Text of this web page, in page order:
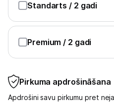
Pirkuma apdrošināšana
Apdrošini savu pirkumu pret
Standarts / 2 gadi
Premium / 2 gadi